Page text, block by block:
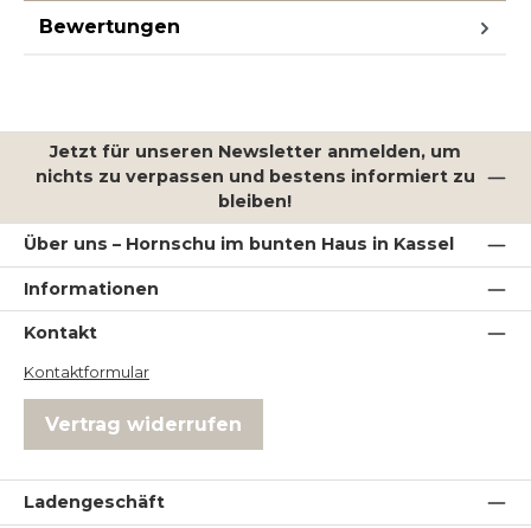
Bewertungen
Jetzt für unseren Newsletter anmelden, um
nichts zu verpassen und bestens informiert zu
bleiben!
Über uns – Hornschu im bunten Haus in Kassel
Informationen
Kontakt
Kontaktformular
Vertrag widerrufen
Ladengeschäft